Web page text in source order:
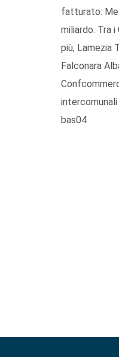
fatturato:
miliardo. Tra
più, Lamezia
Falconara
bas04